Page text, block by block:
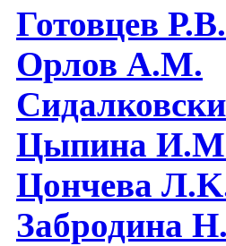
Готовцев Р.В.
Орлов А.М.
Цыпина
Цончева
Забродина